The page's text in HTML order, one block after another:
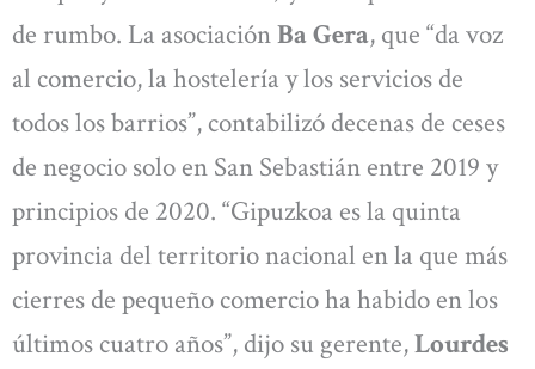
de rumbo. La asociaciónBa Gera, que “da voz
al comercio, la hostelería y los servicios de
todos los barrios”, contabilizó decenas de ceses
de negocio solo en San Sebastián entre 2019 y
principios de 2020. “Gipuzkoa es la quinta
provincia del territorio nacional en la que más
cierres de pequeño comercio ha habido en los
últimos cuatro años”, dijo su gerente,Lourdes